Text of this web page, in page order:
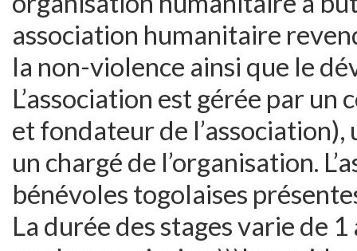
association humanitaire
la non-violence ainsi que le
L’association est gérée par
et fondateur de
un chargé de l’organisation.
bénévoles togolaises
La durée des stages varie de